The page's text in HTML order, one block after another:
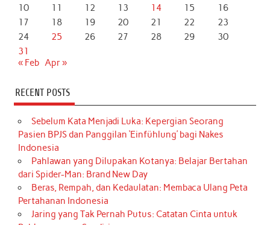
10
11 12 13 14 15
16
17
18 19 20 21 22
23
24
25 26 27 28 29
30
31
« Feb Apr »
RECENT POSTS
Sebelum Kata Menjadi Luka: Kepergian Seorang
Pasien BPJS dan Panggilan ‘Einfühlung’ bagi Nakes
Indonesia
Pahlawan yang Dilupakan Kotanya: Belajar Bertahan
dari Spider-Man: Brand New Day
Beras, Rempah, dan Kedaulatan: Membaca Ulang Peta
Pertahanan Indonesia
Jaring yang Tak Pernah Putus: Catatan Cinta untuk